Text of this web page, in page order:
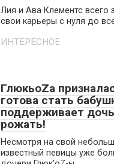
Лия и Ава Клементс всего
свои карьеры с нуля до
ИНТЕРЕСНОЕ
ГлюкьoZa
готова стать
поддерживает
рожать!
Несмотря на свой
известный певицы уже